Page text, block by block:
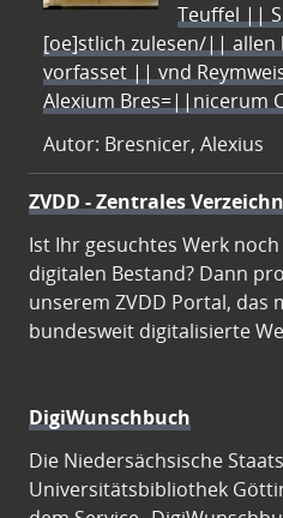
Teuffel ||
[oe]stlich zulesen/|| allen
vorfasset || vnd
Alexium Bres=||nicerum
Autor: Bresnicer, Alexius
ZVDD - Zentrales
Ist Ihr gesuchtes Werk
digitalen Bestand? Dann
unserem ZVDD Portal, das
bundesweit digitalisierte
DigiWunschbuch
Die Niedersächsische
Universitätsbibliothek